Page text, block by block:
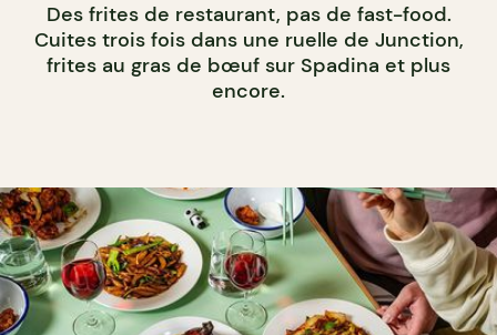
Des frites de restaurant, pas de fast-food.
Cuites trois fois dans une ruelle de Junction,
frites au gras de bœuf sur Spadina et plus
encore.